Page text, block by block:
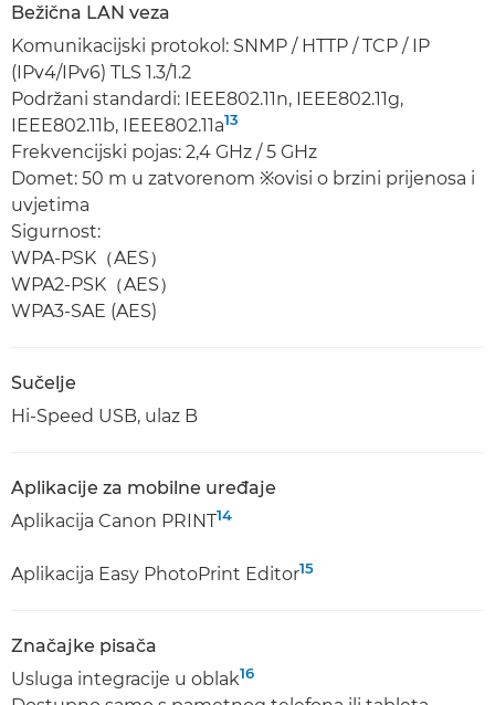
Bežična LAN veza
Komunikacijski protokol: SNMP / HTTP / TCP / IP
(IPv4/IPv6) TLS 1.3/1.2
Podržani standardi: IEEE802.11n, IEEE802.11g,
IEEE802.11b, IEEE802.11a13
Frekvencijski pojas: 2,4 GHz / 5 GHz
Domet: 50 m u zatvorenom ※ovisi o brzini prijenosa i
uvjetima
Sigurnost:
WPA-PSK（AES）
WPA2-PSK（AES）
WPA3-SAE (AES)
Sučelje
Hi-Speed USB, ulaz B
Aplikacije za mobilne uređaje
Aplikacija Canon PRINT14
Aplikacija Easy PhotoPrint Editor15
Značajke pisača
Usluga integracije u oblak16